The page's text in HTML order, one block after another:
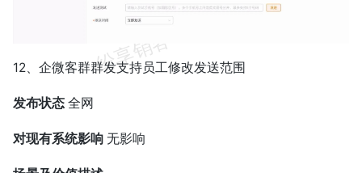
12、企微客群群发支持员工修改发送范围
发布状态 全网
对现有系统影响 无影响